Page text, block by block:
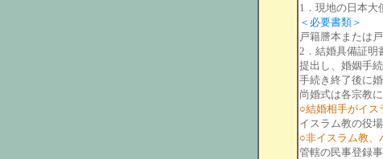
1．現地の日本大
＜必要書類＞
戸籍謄本または
2．結婚具備証明
提出し、婚姻手
手続き終了後に
尚婚式は各宗教
○結婚相手がイス
イスラム教の役
○非イスラム教、
管轄の民事登録